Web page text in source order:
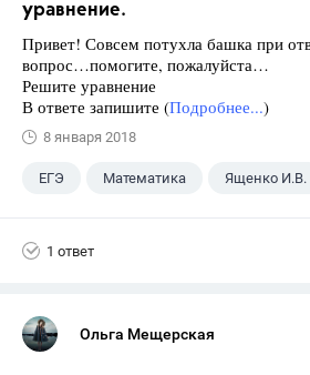
уравнение.
Привет! Совсем потухла башка при
вопрос…помогите, пожалуйста…
Решите уравнение
В ответе запишите (Подробнее...)
8 января 2018
ЕГЭ Математика Ященко И.В.
1 ответ
Ольга Мещерская